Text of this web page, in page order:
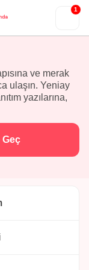
1
ve merak
ulaşın. Yeniay
yazılarına,